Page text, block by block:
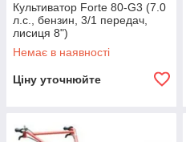
Культиватор Forte 80-G3 (7.0
л.с., бензин, 3/1 передач,
лисиця 8")
Немає в наявності
Ціну уточнюйте